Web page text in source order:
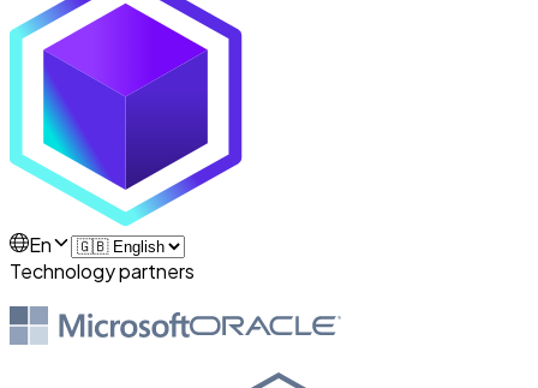
En
Technology partners